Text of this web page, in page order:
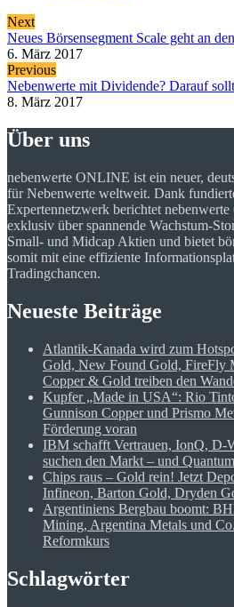
Next
Neues Börsensegment Scale geht an
6. März 2017
Previous
Nebenwerte mit Dividende? Darauf
8. März 2017
Über uns
nebenwerte ONLINE ist ein neuer,
für Nebenwerte weltweit. Dank
Expertennetzwerk berichtet
exklusiv über spannende Wachstum-
Small- und Midcap Aktien und bietet
somit mit eine effiziente
Tradingchancen.
Neueste Beiträge
Atlantik-Kanada wird zum
Gold, New Found Gold, FireFly
Copper & Gold treiben den
Kupfer „Made in USA“: Rio
Gunnison Copper und Prismo
Förderung voran
IBM schafft Vertrauen, IonQ, D-
suchen den Markt – und
Chips raus – Gold rein! Jetzt
Infineon, Barton Gold, Dryden
Argentiniens Bergbau boomt:
Mining, Argentina Metals und
Reformkurs
Schlagwörter